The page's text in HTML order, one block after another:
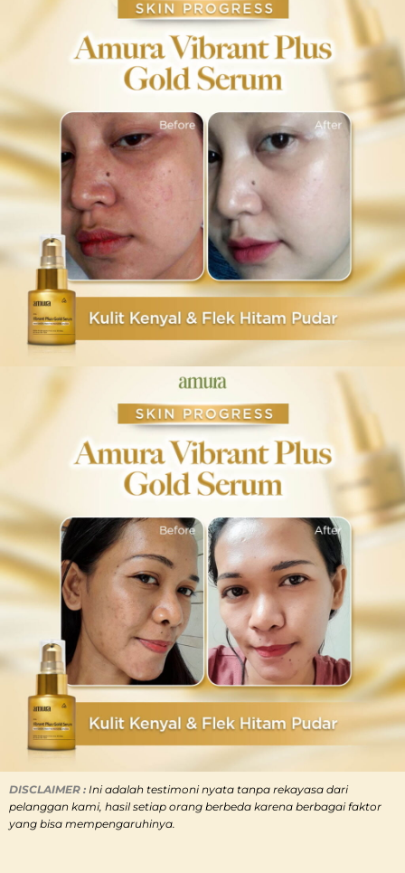
DISCLAIMER : Ini adalah testimoni nyata tanpa rekayasa dari
pelanggan kami, hasil setiap orang berbeda karena berbagai faktor
yang bisa mempengaruhinya.